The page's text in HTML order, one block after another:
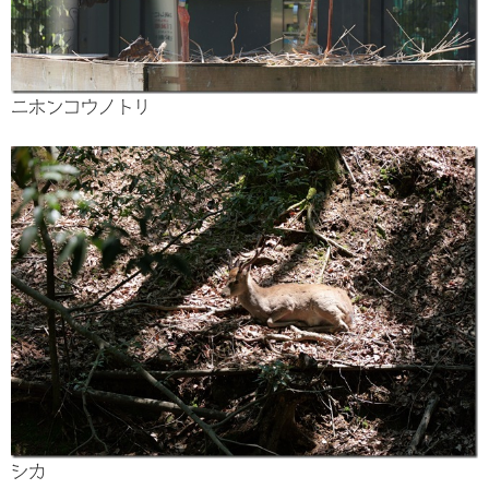
ニホンコウノトリ
シカ